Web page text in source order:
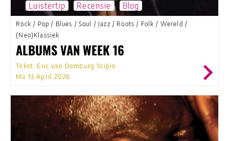
Luistertip Recensie Blog
Rock / Pop / Blues / Soul / Jazz / Roots / Folk / Wereld /
(Neo)Klassiek
ALBUMS VAN WEEK 16
Tekst: Eric van Domburg Scipio
Ma 13 April 2026